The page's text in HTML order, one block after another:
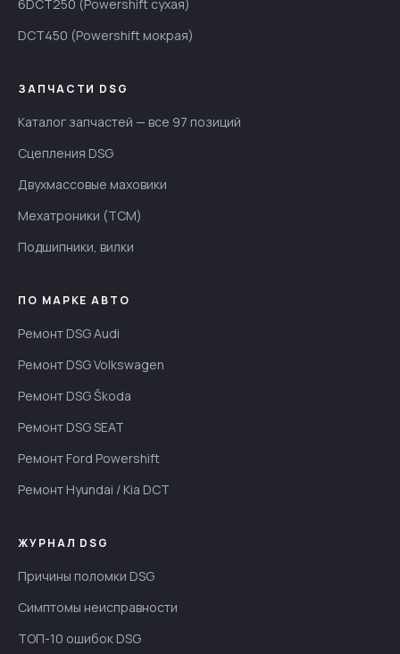
6DCT250 (Powershift сухая)
DCT450 (Powershift мокрая)
ЗАПЧАСТИ DSG
Каталог запчастей — все 97 позиций
Сцепления DSG
Двухмассовые маховики
Мехатроники (TCM)
Подшипники, вилки
ПО МАРКЕ АВТО
Ремонт DSG Audi
Ремонт DSG Volkswagen
Ремонт DSG Škoda
Ремонт DSG SEAT
Ремонт Ford Powershift
Ремонт Hyundai / Kia DCT
ЖУРНАЛ DSG
Причины поломки DSG
Симптомы неисправности
ТОП-10 ошибок DSG